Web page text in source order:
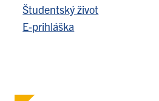
Študentský život
E-prihláška